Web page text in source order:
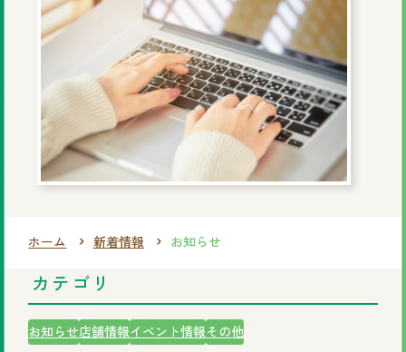
ご利用の流れ
店舗情報
新着情報
ホーム 新着情報 お知らせ
カテゴリ
お知らせ店舗情報イベント情報その他